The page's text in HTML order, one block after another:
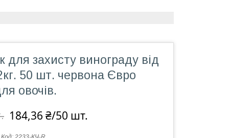
для захисту винограду від
50 шт. червона Євро
овочів.
184,36 ₴/50 шт.